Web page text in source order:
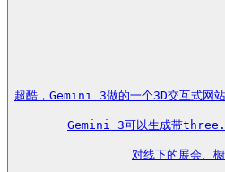
超酷，Gemini 3做的一个3D交互式网
Gemini 3可以生成带
对线下的展会、